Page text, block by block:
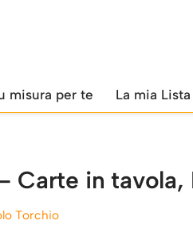
misura per te La mia Lista
Carte in tavola,
Torchio